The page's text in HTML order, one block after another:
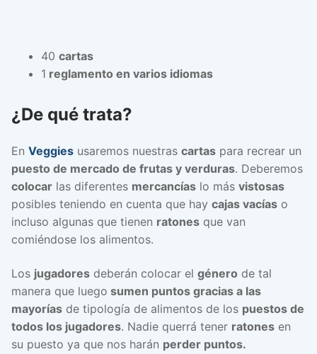
40 cartas
1 reglamento en varios idiomas
¿De qué trata?
En Veggies usaremos nuestras cartas para recrear un
puesto de mercado de frutas y verduras. Deberemos
colocar las diferentes mercancías lo más vistosas
posibles teniendo en cuenta que hay cajas vacías o
incluso algunas que tienen ratones que van
comiéndose los alimentos.
Los jugadores deberán colocar el género de tal
manera que luego sumen puntos gracias a las
mayorías de tipología de alimentos de los puestos de
todos los jugadores. Nadie querrá tener ratones en
su puesto ya que nos harán perder puntos.